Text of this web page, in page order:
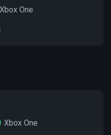
Xbox One
Xbox One